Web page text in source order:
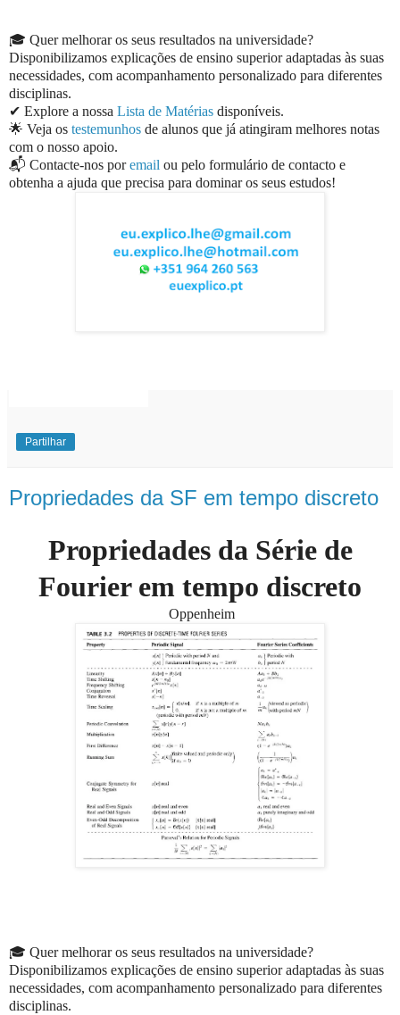
🎓 Quer melhorar os seus resultados na universidade?
Disponibilizamos explicações de ensino superior adaptadas às suas
necessidades, com acompanhamento personalizado para diferentes
disciplinas.
✔ Explore a nossa Lista de Matérias disponíveis.
🌟 Veja os testemunhos de alunos que já atingiram melhores notas
com o nosso apoio.
📬 Contacte-nos poremail ou pelo formulário de contacto e
obtenha a ajuda que precisa para dominar os seus estudos!
Partilhar
Propriedades da SF em tempo discreto
Propriedades da Série de
Fourier em tempo discreto
Oppenheim
🎓 Quer melhorar os seus resultados na universidade?
Disponibilizamos explicações de ensino superior adaptadas às suas
necessidades, com acompanhamento personalizado para diferentes
disciplinas.